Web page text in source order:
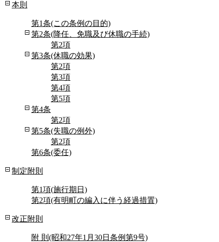
本則
第1条(この条例の目的)
第2条(降任、免職及び休職の手続)
第2項
第3条(休職の効果)
第2項
第3項
第4項
第5項
第4条
第2項
第5条(失職の例外)
第2項
第6条(委任)
制定附則
第1項(施行期日)
第2項(有明町の編入に伴う経過措置)
改正附則
附 則(昭和27年1月30日条例第9号)